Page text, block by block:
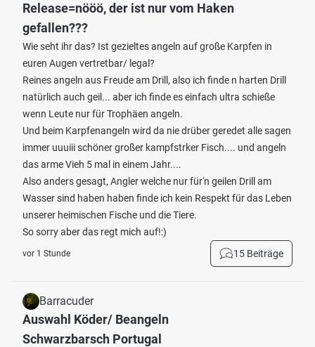
Release=nööö, der ist nur vom Haken
gefallen???
Wie seht ihr das? Ist gezieltes angeln auf große Karpfen in
euren Augen vertretbar/ legal?
Reines angeln aus Freude am Drill, also ich finde n harten Drill
natürlich auch geil... aber ich finde es einfach ultra schieße
wenn Leute nur für Trophäen angeln.
Und beim Karpfenangeln wird da nie drüber geredet alle sagen
immer uuuiii schöner großer kampfstrker Fisch.... und angeln
das arme Vieh 5 mal in einem Jahr....
Also anders gesagt, Angler welche nur für'n geilen Drill am
Wasser sind haben haben finde ich kein Respekt für das Leben
unserer heimischen Fische und die Tiere.
So sorry aber das regt mich auf!:)
vor 1 Stunde 15 Beiträge
Barracuder
Auswahl Köder/ Beangeln
Schwarzbarsch Portugal